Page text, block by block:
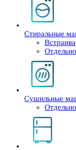
Стиральные
Сушильные